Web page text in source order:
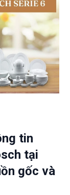
tin
tại
gốc và